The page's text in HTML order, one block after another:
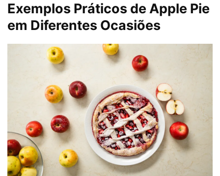
Exemplos Práticos de Apple Pie
em Diferentes Ocasiões